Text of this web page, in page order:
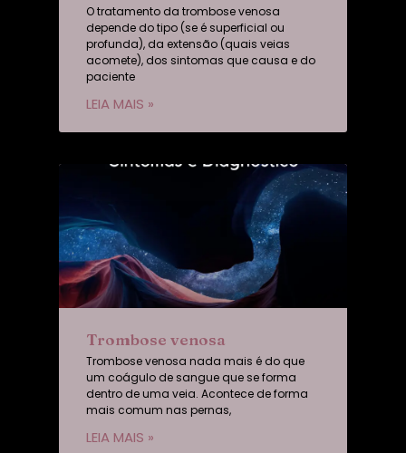
O tratamento da trombose venosa
depende do tipo (se é superficial ou
profunda), da extensão (quais veias
acomete), dos sintomas que causa e do
paciente
LEIA MAIS »
Trombose venosa
Trombose venosa nada mais é do que
um coágulo de sangue que se forma
dentro de uma veia. Acontece de forma
mais comum nas pernas,
LEIA MAIS »